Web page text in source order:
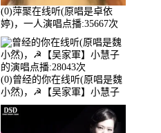
(0)萍聚在线听(原唱是卓依
婷)，一人演唱点播:35667次
(0)曾经的你在线听(原唱是魏
小然)，☭【吴家軍】小慧子
的演唱点播:28043次